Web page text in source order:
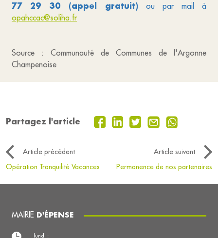
77 29 30 (appel gratuit)ou par mail à
opahccac@soliha.fr
Source : Communauté de Communes de l'Argonne
Champenoise
Partagez l'article
Article précédent
Article suivant
Opération Tranquilité Vacances
Permanence de nos partenaires
MAIRIE D'ÉPENSE
lundi :